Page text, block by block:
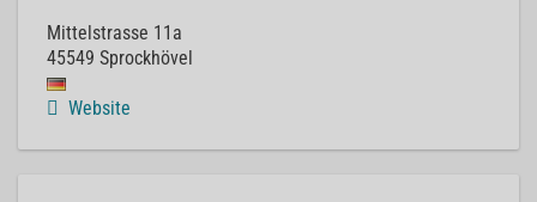
Mittelstrasse 11a
45549 Sprockhövel
Website